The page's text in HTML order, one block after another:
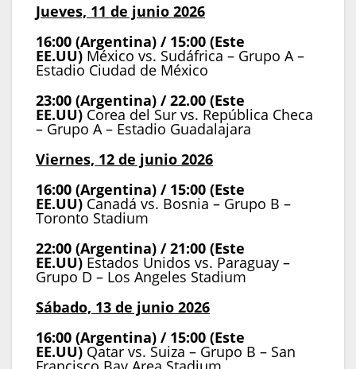
Jueves, 11 de junio 2026
16:00 (Argentina) / 15:00 (Este
EE.UU) México vs. Sudáfrica – Grupo A –
Estadio Ciudad de México
23:00 (Argentina) / 22.00 (Este
EE.UU) Corea del Sur vs. República Checa
– Grupo A – Estadio Guadalajara
Viernes, 12 de junio 2026
16:00 (Argentina) / 15:00 (Este
EE.UU) Canadá vs. Bosnia – Grupo B –
Toronto Stadium
22:00 (Argentina) / 21:00 (Este
EE.UU) Estados Unidos vs. Paraguay –
Grupo D – Los Angeles Stadium
Sábado, 13 de junio 2026
16:00 (Argentina) / 15:00 (Este
EE.UU) Qatar vs. Suiza – Grupo B – San